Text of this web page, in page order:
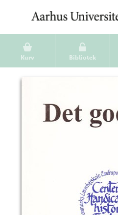
Kurv Bibliotek